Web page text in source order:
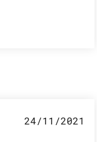
24/11/2021